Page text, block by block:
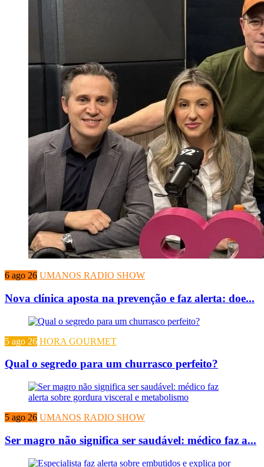
6 ago 26 UMANOS RADIO SHOW
Nova clínica aposta na prevenção e faz alerta: doe...
5 ago 26 HORA GOURMET
Qual o segredo para um churrasco perfeito?
5 ago 26 UMANOS RADIO SHOW
Ser magro não significa ser saudável: médico faz a...